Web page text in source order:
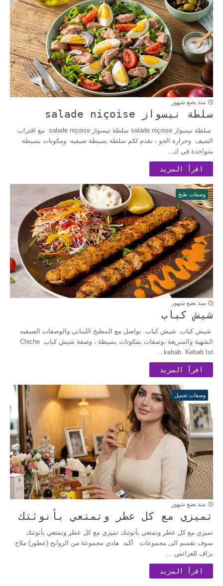
منذ بضع شهور
سلطة نيسواز salade niçoise
سلطة نيسواز salade niçoise سلطة نيسواز salade niçoise مع اقتراب
الصيف وحرارة الجو ، نقدم لكم سلطة بسيطة صيفيه ومكونات بسيطة
متواجدة في ك...
اقرأ المزيد
وصفات طبخ
منذ بضع شهور
شيش كباب
شيش كباب شيش كباب نواصل مع المطبخ اللبناني والوصفات الصيفيه
الشهية والسريعة ،وصفات بمكونات بسيطة ، وصفة شيش كباب Chiche
kebab Kebab Ist...
اقرأ المزيد
وصفات تجميل
منذ بضع شهور
تميزي مع كل عطر وتمتعي بأنوثتك
تميزي مع كل عطر وتمتعي بأنوثتك تميزي مع كل عطر وتمتعي بأنوثتك
سوف نقسم الى مجموعات أكيد هادي مجموعة من الروايح (عطور) ملاح
بزاف للعرائس ...
اقرأ المزيد